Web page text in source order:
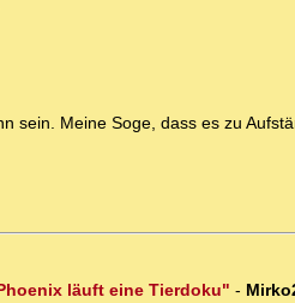
sein. Meine Soge, dass es zu
läuft eine Tierdoku" -